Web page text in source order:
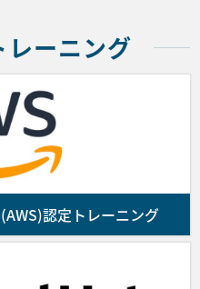
ス、郵送のいずれかの
スの受講を申し込むも
後、請求書を送付しま
ース受講確認メールを
が申し込んだコースの
講確認メールの配信を
満席によるコースの受
の申し込みを受付でき
通知するものとしま
ーニング
認定トレーニング